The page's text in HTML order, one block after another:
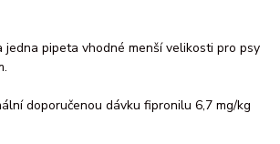
jedna pipeta vhodné menší velikosti pro psy
doporučenou dávku fipronilu 6,7 mg/kg